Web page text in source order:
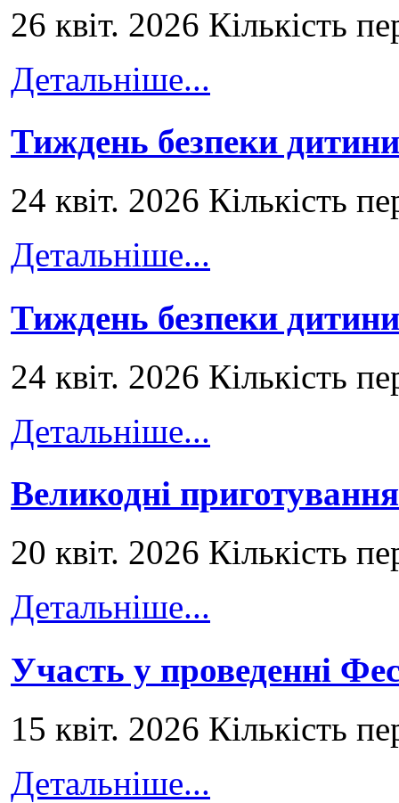
26 квіт. 2026 Кількість
Детальніше...
Тиждень безпеки
24 квіт. 2026 Кількість
Детальніше...
Тиждень безпеки
24 квіт. 2026 Кількість
Детальніше...
Великодні приготування
20 квіт. 2026 Кількість
Детальніше...
Участь у проведенні
15 квіт. 2026 Кількість
Детальніше...